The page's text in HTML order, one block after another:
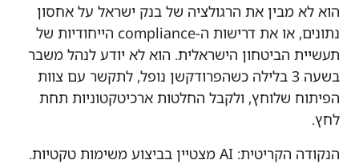
הוא לא מבין את הרגולציה של בנק ישראל על אחסון
נתונים, או את דרישות ה-compliance הייחודיות של
תעשיית הביטחון הישראלית. הוא לא יודע לנהל משבר
בשעה 3 בלילה כשהפרודקשן נופל, לתקשר עם צוות
הפיתוח שלוחץ, ולקבל החלטות ארכיטקטוניות תחת
לחץ.
הנקודה הקריטית: AI מצטיין בביצוע משימות טקטיות.